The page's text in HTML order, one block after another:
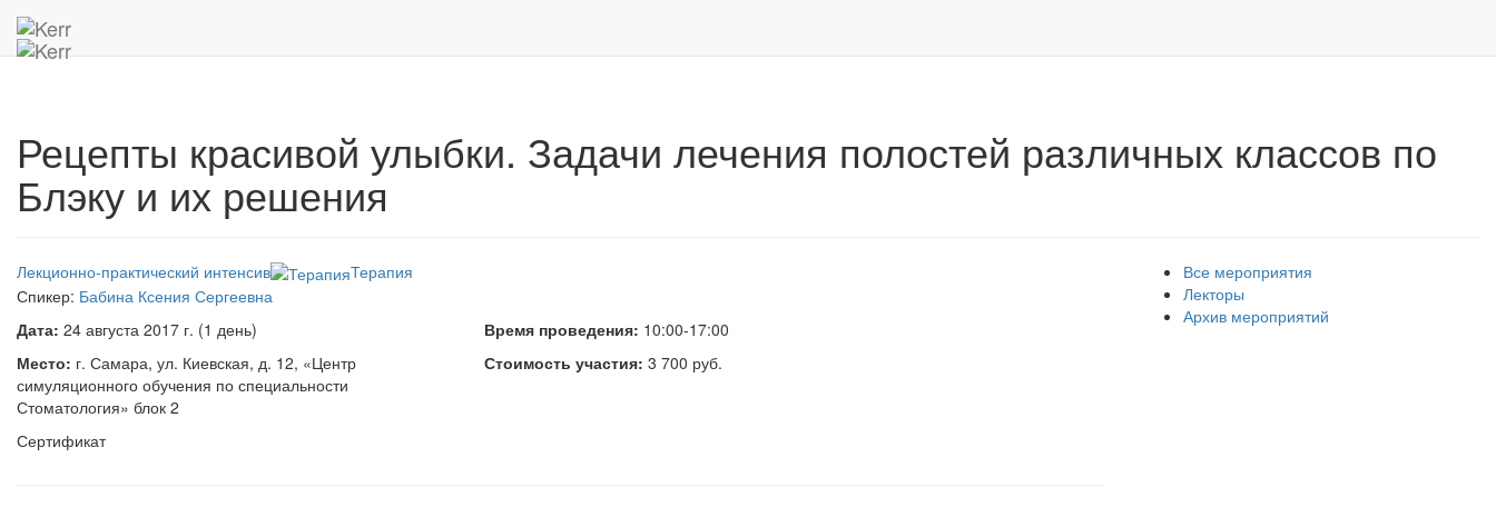
Главная
Рецепты красивой улыбки. Задачи лечения полостей различных классов по
Блэку и их решения
Лекционно-практический интенсив
Терапия
Спикер: Бабина Ксения Сергеевна
Дата: 24 августа 2017 г. (1 день)
Место: г. Самара, ул. Киевская, д. 12, «Центр
симуляционного обучения по специальности
Стоматология» блок 2
Сертификат
Время проведения: 10:00-17:00
Стоимость участия: 3 700 руб.
Все мероприятия
Лекторы
Архив мероприятий